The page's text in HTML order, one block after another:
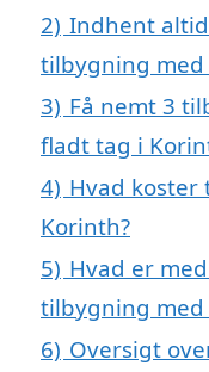
2) Indhent
tilbygning
3) Få nemt 3
fladt tag i
4) Hvad
Korinth?
5) Hvad er
tilbygning
6) Oversigt